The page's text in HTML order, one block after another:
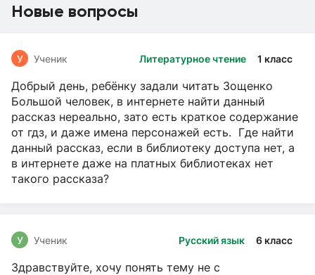
Новые вопросы
Литературное чтение 1 класс
У Ученик
Добрый день, ребёнку задали читать Зощенко
Большой человек, в интернете найти данный
рассказ нереально, зато есть краткое содержание
от гдз, и даже имена персонажей есть. Где найти
данный рассказ, если в библиотеку доступа нет, а
в интернете даже на платных библиотеках нет
такого рассказа?
Русский язык 6 класс
У Ученик
Здравствуйте, хочу понять тему не с